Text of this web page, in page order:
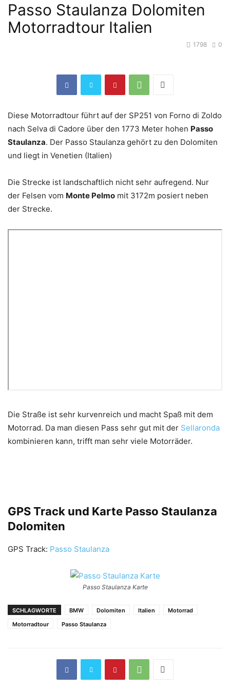
Passo Staulanza Dolomiten
Motorradtour Italien
0
1798
Diese Motorradtour führt auf der SP251 von Forno di Zoldo
nach Selva di Cadore über den 1773 Meter hohen Passo
Staulanza. Der Passo Staulanza gehört zu den Dolomiten
und liegt in Venetien (Italien)
Die Strecke ist landschaftlich nicht sehr aufregend. Nur
der Felsen vom Monte Pelmo mit 3172m posiert neben
der Strecke.
Die Straße ist sehr kurvenreich und macht Spaß mit dem
Motorrad. Da man diesen Pass sehr gut mit der Sellaronda
kombinieren kann, trifft man sehr viele Motorräder.
GPS Track und Karte Passo Staulanza
Dolomiten
GPS Track: Passo Staulanza
Passo Staulanza Karte
SCHLAGWORTE BMW Dolomiten Italien
Motorrad
Motorradtour
Passo Staulanza